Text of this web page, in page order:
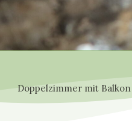
Doppelzimmer mit Balkon